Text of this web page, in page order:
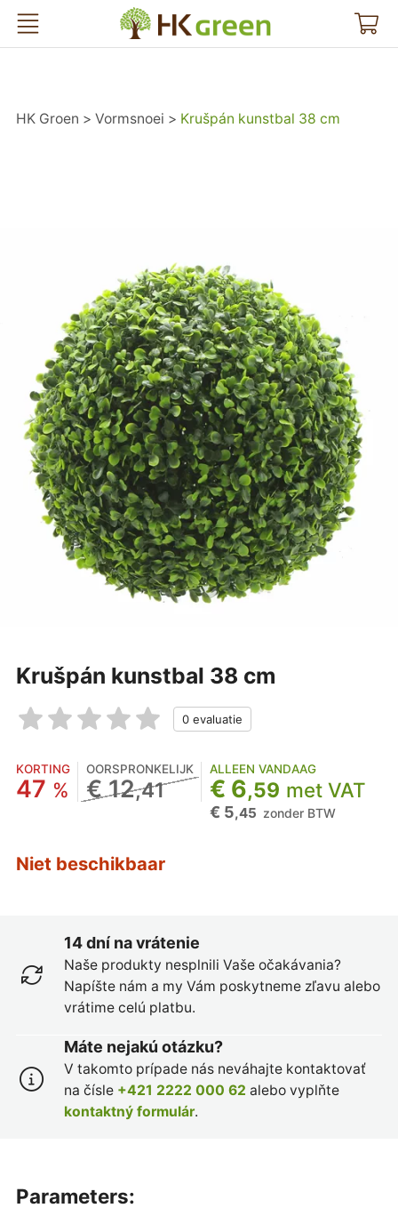
HK Groen
HK Groen Vormsnoei Krušpán kunstbal 38 cm
Krušpán kunstbal 38 cm
KORTING
47 %
OORSPRONKELIJK
€ 12,41
ALLEEN VANDAAG
€ 6,59 met VAT
€ 5,45 zonder BTW
Niet beschikbaar
14 dní na vrátenie
Naše produkty nesplnili Vaše očakávania?
Napíšte nám a my Vám poskytneme zľavu alebo
vrátime celú platbu.
Máte nejakú otázku?
V takomto prípade nás neváhajte kontaktovať
na čísle +421 2222 000 62 alebo vyplňte
kontaktný formulár.
parameters: